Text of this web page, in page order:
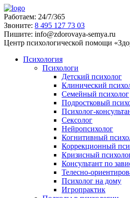
Работаем: 24/7/365
Звоните: ‪8 495 127 73 03
Пишите: info@zdorovaya-semya.ru
Центр психологической помощи
Психология
Психологи
Детский психолог
Клинический
Семейный психолог
Подростковый
Психолог-
Сексолог
Нейропсихолог
Когнитивный
Коррекционный
Кризисный
Консультант по
Телесно-
Психолог на дому
Игропрактик